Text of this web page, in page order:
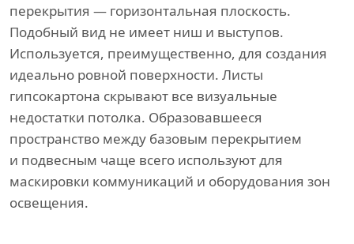
перекрытия — горизонтальная плоскость.
Подобный вид не имеет ниш и выступов.
Используется, преимущественно, для создания
идеально ровной поверхности. Листы
гипсокартона скрывают все визуальные
недостатки потолка. Образовавшееся
пространство между базовым перекрытием
и подвесным чаще всего используют для
маскировки коммуникаций и оборудования зон
освещения.